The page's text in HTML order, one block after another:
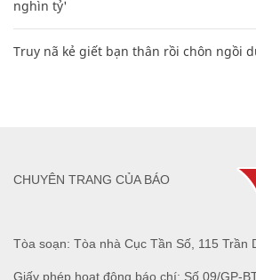
nghìn tỷ'
Truy nã kẻ giết bạn thân rồi chôn ngồi
Tòa soạn: Tòa nhà Cục Tần Số, 115 Trần
Giấy phép hoạt động báo chí: Số 09/GP-
CHUYÊN TRANG CỦA BÁO